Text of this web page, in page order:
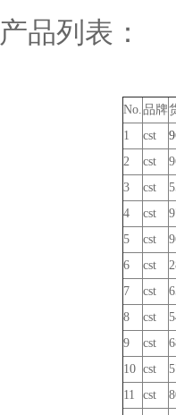
产品列表：
No.品牌
1
cst
2
cst
3
cst
4
cst
5
cst
6
cst
7
cst
8
cst
9
cst
10 cst
11
cst